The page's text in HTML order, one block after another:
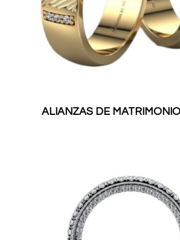
ALIANZAS DE